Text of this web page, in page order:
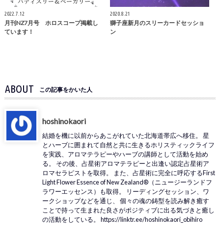
2022.7.12
月刊NZ7月号 ホロスコープ掲載し
ています！
2020.8.21
獅子座新月のスリーカードセッショ
ン
ABOUT この記事をかいた人
hoshinokaori
結婚を機に以前からあこがれていた北海道帯広へ移住。 星
とハーブに囲まれて自然と共に生きるホリスティックライフ
を実践、アロマテラピーやハーブの講師として活動を始め
る。 その後、占星術アロマテラピーと出逢い認定占星術ア
ロマセラピストを取得。 また、占星術に完全に呼応するFirst
Light Flower Essence of New Zealand®（ニュージーランドフ
ラワーエッセンス）も取得。 リーディングセッション、ワ
ークショップなどを通じ、 個々の魂の鋳型を読み解き癒す
ことで持って生まれた良さがポジティブに出る気づきと癒し
の活動をしている。 https://linktr.ee/hoshinokaori_obihiro